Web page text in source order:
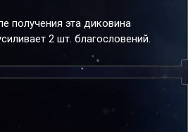
получения эта диковина
2 шт. благословений.